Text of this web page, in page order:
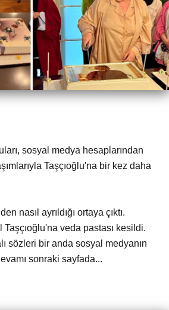
sosyal medya hesaplarından
Taşçıoğlu'na bir kez daha
nasıl ayrıldığı ortaya çıktı.
Taşçıoğlu'na veda pastası kesildi.
sözleri bir anda sosyal medyanın
sonraki sayfada...